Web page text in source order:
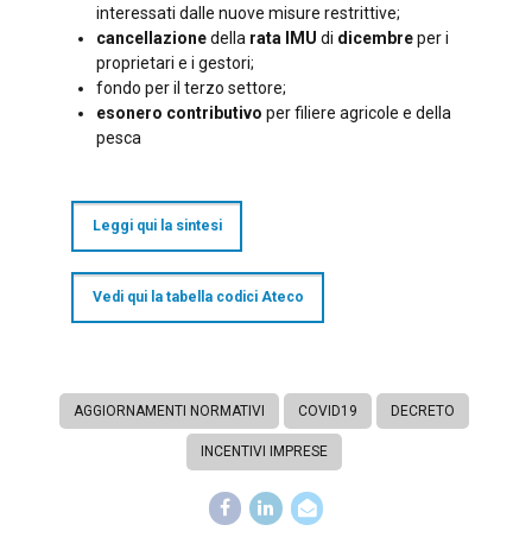
interessati dalle nuove misure restrittive;
cancellazionedella rata IMU di dicembreper i
proprietari e i gestori;
fondo per il terzo settore;
esonero contributivo per filiere agricole e della
pesca
Leggi qui la sintesi
Vedi qui la tabella codici Ateco
AGGIORNAMENTI NORMATIVI COVID19 DECRETO
INCENTIVI IMPRESE